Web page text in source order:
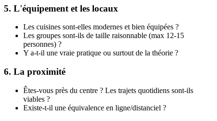
5. L'équipement et les locaux
Les cuisines sont-elles modernes et bien équipées ?
Les groupes sont-ils de taille raisonnable (max 12-15
personnes) ?
Y a-t-il une vraie pratique ou surtout de la théorie ?
6. La proximité
Êtes-vous près du centre ? Les trajets quotidiens sont-ils
viables ?
Existe-t-il une équivalence en ligne/distanciel ?